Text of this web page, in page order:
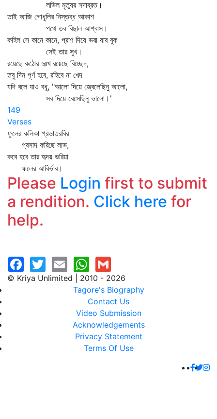
লভিল মৃত্যুর সদাব্রত।
তাই আজি গোধূলির নিস্তব্ধ আকাশ
পথে তব বিছাল আশ্বাস।
কহিল সে কানে কানে, প্রাণ দিয়ে ভরা যার বুক
সেই তার সুখ।
রয়েছে কঠোর দুঃখ রয়েছে বিচ্ছেদ,
তবু দিন পূর্ণ হবে, রহিবে না খেদ
যদি বলে যাও বধূ, "আলো দিয়ে জ্বেলেছিনু আলো,
সব দিয়ে বেসেছিনু ভালো।'
149
Verses
ফুলের কলিকা প্রভাতরবির
প্রসাদ করিছে লাভ,
কবে হবে তার হৃদয় ভরিয়া
ফলের আবির্ভাব।
Please Login first to submit
a rendition. Click here for
help.
© Kriya Unlimited | 2010 - 2026
Tagore's Biography
Contact Us
Video Submission
Acknowledgements
Privacy Statement
Terms Of Use